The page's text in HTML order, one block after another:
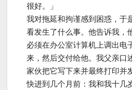
很好。」
我对拖延和拘谨感到困惑，于
看发生了什么事。他告诉我，
必须在办公室计算机上调出电
来，然后交付给他。我父亲口
家伙把它写下来并最终打印并
快进到几个月前：我和我十几